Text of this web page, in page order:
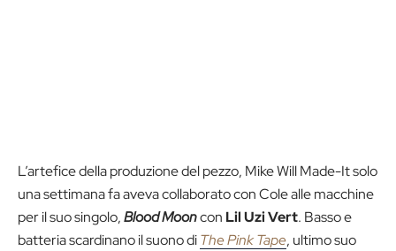
L’artefice della produzione del pezzo, Mike Will Made-It solo
una settimana fa aveva collaborato con Cole alle macchine
per il suo singolo,Blood Mooncon Lil Uzi Vert. Basso e
batteria scardinano il suono diThe Pink Tape, ultimo suo